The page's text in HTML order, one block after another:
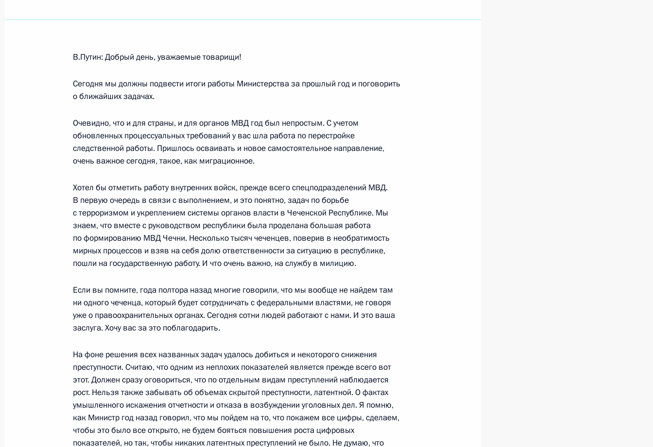
Заявление для прессы по итогам переговоров с Президентом
Молдавии Владимиром Ворониным
7 февраля 2003 года, 00:01 Москва, Кремль
6 февраля 2003 года, четверг
Выступление на заседании Совета по культуре и искусству
6 февраля 2003 года, 00:02 Москва, Кремль
Выступление на расширенном заседании коллегии Министерства
внутренних дел
5 февраля 2003 года, среда
переговоров
5 февраля 2003 года, 00:01 Москва, Кремль
4 февраля 2003 года, вторник
Выступление на встрече с высшими офицерами по случаю их
В.Путин: Добрый день, уважаемые товарищи!
Сегодня мы должны подвести итоги работы Министерства за прошлый год и поговорить
о ближайших задачах.
Очевидно, что и для страны, и для органов МВД год был непростым. С учетом
обновленных процессуальных требований у вас шла работа по перестройке
следственной работы. Пришлось осваивать и новое самостоятельное направление,
очень важное сегодня, такое, как миграционное.
Хотел бы отметить работу внутренних войск, прежде всего спецподразделений МВД.
В первую очередь в связи с выполнением, и это понятно, задач по борьбе
с терроризмом и укреплением системы органов власти в Чеченской Республике. Мы
знаем, что вместе с руководством республики была проделана большая работа
по формированию МВД Чечни. Несколько тысяч чеченцев, поверив в необратимость
мирных процессов и взяв на себя долю ответственности за ситуацию в республике,
пошли на государственную работу. И что очень важно, на службу в милицию.
Если вы помните, года полтора назад многие говорили, что мы вообще не найдем там
ни одного чеченца, который будет сотрудничать с федеральными властями, не говоря
уже о правоохранительных органах. Сегодня сотни людей работают с нами. И это ваша
заслуга. Хочу вас за это поблагодарить.
На фоне решения всех названных задач удалось добиться и некоторого снижения
преступности. Считаю, что одним из неплохих показателей является прежде всего вот
этот. Должен сразу оговориться, что по отдельным видам преступлений наблюдается
рост. Нельзя также забывать об объемах скрытой преступности, латентной. О фактах
умышленного искажения отчетности и отказа в возбуждении уголовных дел. Я помню,
как Министр год назад говорил, что мы пойдем на то, что покажем все цифры, сделаем,
чтобы это было все открыто, не будем бояться повышения роста цифровых
показателей, но так, чтобы никаких латентных преступлений не было. Не думаю, что